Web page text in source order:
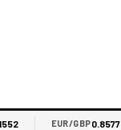
EUR/GBP0.8577